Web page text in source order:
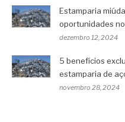
Estamparia
oportunidades
dezembro 12, 2024
5 benefícios
estamparia de
novembro 28, 2024